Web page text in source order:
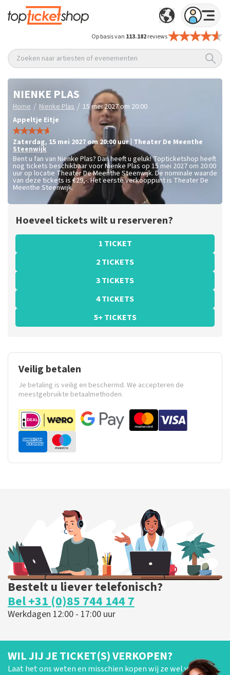
Op basis van 113.182reviews
Zoeken naar artiesten of evenementen
NIENKE PLAS
Home / Nienke Plas / 15 mei 2027 om 20:00
Appeltje Eitje
zaterdag, 15 mei 2027 om 20:00 uur| Theater De Meenthe
Steenwijk
Bent u fan van Nienke Plas? Dan heeft u geluk! Topticketshop heeft
nog tickets beschikbaar voor Nienke Plas op 15 mei 2027 om 20:00
uur op locatie Theater De Meenthe Steenwijk. De nominale waarde
van deze tickets is€29,-. Het eerste verkooppunt is Theater De
Meenthe Steenwijk.
Hoeveel tickets wilt u reserveren?
1 TICKET
2 TICKETS
3 TICKETS
4 TICKETS
5+ TICKETS
Veilig betalen
Je betaling is veilig en beschermd. We accepteren de
meestgebruikte betaalmethoden.
Bestelt u liever telefonisch?
Bel +31 (0)85 744 144 7
Werkdagen 12:00 - 17:00 uur
WIL JIJ JE TICKET(S) VERKOPEN?
Laat het ons weten en misschien kopen wij ze wel van je!